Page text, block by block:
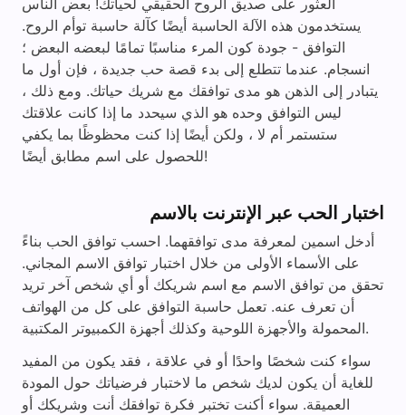
العثور على صديق الروح الحقيقي لحياتك! بعض الناس
يستخدمون هذه الآلة الحاسبة أيضًا كآلة حاسبة توأم الروح.
التوافق - جودة كون المرء مناسبًا تمامًا لبعضه البعض ؛
انسجام. عندما تتطلع إلى بدء قصة حب جديدة ، فإن أول ما
يتبادر إلى الذهن هو مدى توافقك مع شريك حياتك. ومع ذلك ،
ليس التوافق وحده هو الذي سيحدد ما إذا كانت علاقتك
ستستمر أم لا ، ولكن أيضًا إذا كنت محظوظًا بما يكفي
للحصول على اسم مطابق أيضًا!
اختبار الحب عبر الإنترنت بالاسم
أدخل اسمين لمعرفة مدى توافقهما. احسب توافق الحب بناءً
على الأسماء الأولى من خلال اختبار توافق الاسم المجاني.
تحقق من توافق الاسم مع اسم شريكك أو أي شخص آخر تريد
أن تعرف عنه. تعمل حاسبة التوافق على كل من الهواتف
المحمولة والأجهزة اللوحية وكذلك أجهزة الكمبيوتر المكتبية.
سواء كنت شخصًا واحدًا أو في علاقة ، فقد يكون من المفيد
للغاية أن يكون لديك شخص ما لاختبار فرضياتك حول المودة
العميقة. سواء أكنت تختبر فكرة توافقك أنت وشريكك أو